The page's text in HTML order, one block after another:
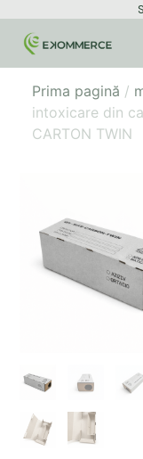
Prima pagină /
intoxicare din
CARTON TWIN